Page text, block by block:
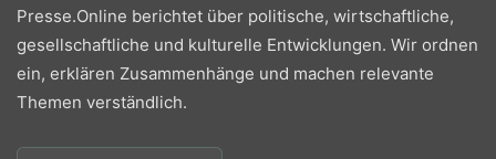
Presse.Online berichtet über politische, wirtschaftliche,
gesellschaftliche und kulturelle Entwicklungen. Wir ordnen
ein, erklären Zusammenhänge und machen relevante
Themen verständlich.